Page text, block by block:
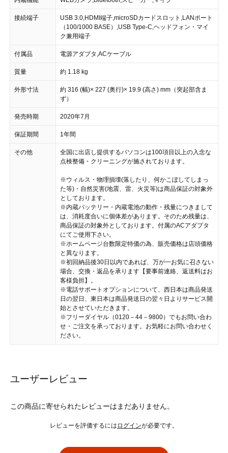
接続端子
USB 3.0,HDMI端子,microSDカードスロット,LANポート
（100/1000 BASE）,USB Type-C,ヘッドフォン・マイ
ク兼用端子
付属品 電源アダプタ,ACケーブル
質量 約 1.18 kg
外形寸法
約 316 (幅)× 227 (奥行)× 19.9 (高さ) mm（突起部含ま
ず）
発売時期 2020年7月
保証期間 1年間
その他
全国に出店し提供するパソコンは100項目以上の入念な
点検整備・クリーニングが施されております。
※ウィルス・物理損壊(落したり、何かこぼしてしまっ
た等)・自然災害(地震、雷、火災等)は商品保証の対象外
としております。
※内蔵バッテリー・内蔵電池の動作・残量につきまして
は、消耗度合いに個体差があります。そのため残量は、
商品保証の対象外としております。付属のACアダプタ
にてご使用下さい。
※ホームページ台数限定特価の為、販売価格は店頭価格
と異なります。
※初回納品後30日以内であれば、万が一お気に召さない
場合、交換・返品を承ります【要事前連絡、返送料はお
客様負担】。
※電話サポートオプションについて、西日本は商品発送
日の翌日、東日本は商品発送日の翌々日よりサービス開
始とさせていただきます。
※フリーダイヤル（0120－44－9800）でもお問い合わ
せ・ご注文を承っております。お気軽にお問い合わせく
ださい。
ユーザーレビュー
この商品に寄せられたレビューはまだありません。
レビューを評価するには ログインが必要です。